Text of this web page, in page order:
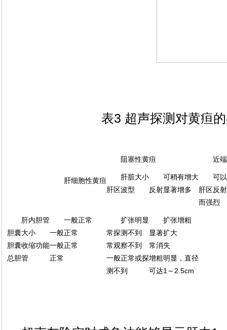
表3 超声探测对黄疸
肝细胞性黄疸
阻塞性黄疸 近
肝脏大小
肝区波型
可稍有增大
反射显著增多
可
肝区反
而强烈
肝内胆管
胆囊大小
胆囊收缩功能
总胆管
一般正常
一般正常
一般正常
正常
扩张明显
常探测不到
常观察不到
一般正常或探
测不到
扩张增粗
显著扩大
常消失
增粗明显，直径
可达1～2.5cm